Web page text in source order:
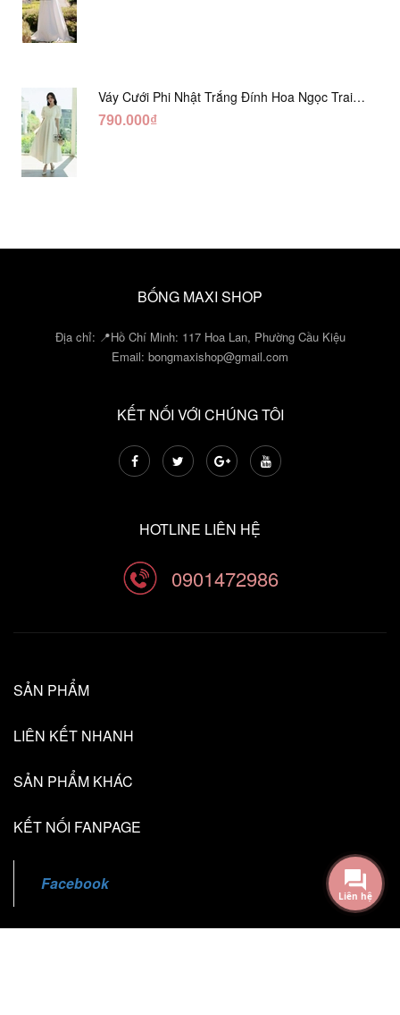
Váy Cưới Phi Nhật Trắng Đính Hoa Ngọc Trai
Lửng DC465
790.000₫
BỐNG MAXI SHOP
Địa chỉ: 📍Hồ Chí Minh: 117 Hoa Lan, Phường Cầu Kiệu
Email: bongmaxishop@gmail.com
KẾT NỐI VỚI CHÚNG TÔI
HOTLINE LIÊN HỆ
0901472986
SẢN PHẨM
LIÊN KẾT NHANH
SẢN PHẨM KHÁC
KẾT NỐI FANPAGE
Facebook
Liên hệ